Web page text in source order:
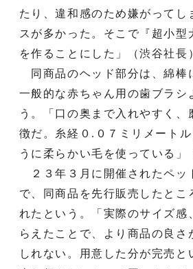
たり、違和感のため嫌がってし
スが多かった。そこで『超小型
を作ることにした」（渋谷社長
同商品のヘッド部分は、綿棒
一般的な赤ちゃん用の歯ブラシ
う。「口の奥まで入れやすく、
徴だ。糸経０.０７ミリメート
うに柔らかい毛を使っている」
２３年３月に開催されたペッ
で、同商品を先行販売したとこ
れたという。「実際のサイズ感
らえたことで、より商品の良さ
しれない。用意した分が完売と